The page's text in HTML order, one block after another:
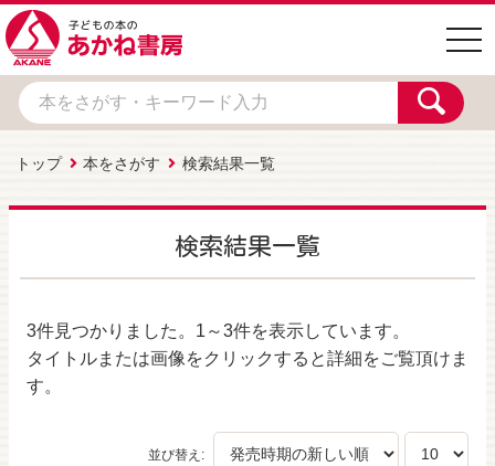
トップ 本をさがす 検索結果一覧
検索結果一覧
3件見つかりました。 1～3件を表示しています。
タイトルまたは画像をクリックすると詳細をご覧頂けま
す。
並び替え: